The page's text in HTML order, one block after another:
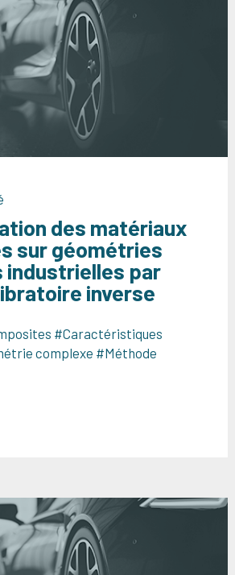
des matériaux
sur géométries
industrielles par
inverse
#Caractéristiques
complexe #Méthode